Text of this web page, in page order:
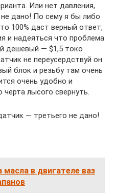
Или нет давления,
дано! По сему я бы либо
100% даст верный ответ,
и надеяться что проблема
дешевый — $1,5 токо
не переусердствуй он
блок и резьбу там очень
очень удобно и
лысого свернуть.
— третьего не дано!
масла в двигателе ваз